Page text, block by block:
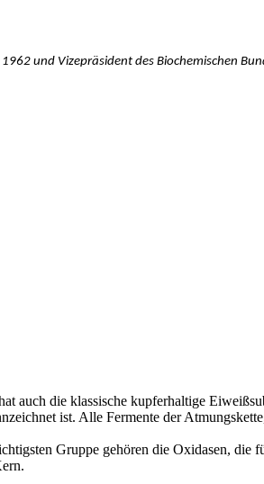
und Vizepräsident des Biochemischen
die klassische kupferhaltige
ist. Alle Fermente der
Gruppe gehören die Oxidasen,